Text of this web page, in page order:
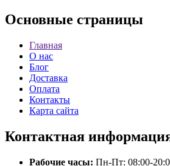
Основные страницы
Главная
О нас
Блог
Доставка
Оплата
Контакты
Карта сайта
Контактная
Рабочие часы: Пн-Пт: 08:00-